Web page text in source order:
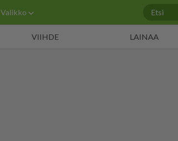
Valikko
VIIHDE LAINAA